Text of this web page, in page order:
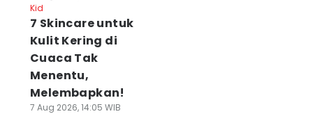
Kid
7 Skincare untuk
Kulit Kering di
Cuaca Tak
Menentu,
Melembapkan!
7 Aug 2026, 14:05 WIB